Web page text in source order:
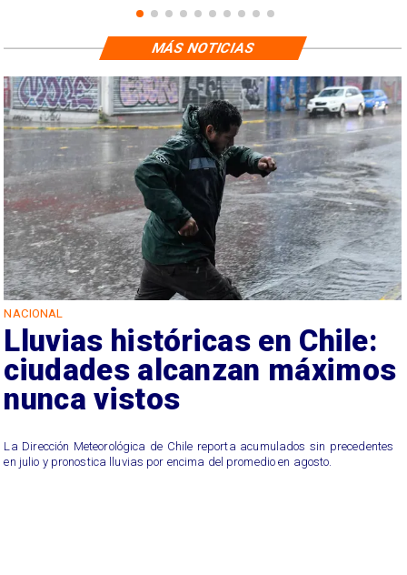
NACIONAL
Lluvias históricas en Chile:
ciudades alcanzan máximos
nunca vistos
La Dirección Meteorológica de Chile reporta acumulados sin precedentes
en julio y pronostica lluvias por encima del promedio en agosto.
MÁS NOTICIAS